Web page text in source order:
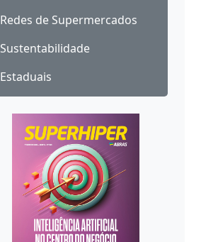
Redes de Supermercados
Sustentabilidade
Estaduais